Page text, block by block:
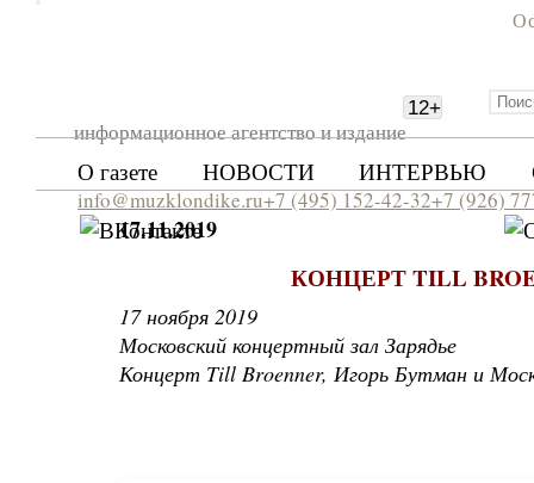
информационное агентство и издание
12+
О газете НОВОСТИ ИНТЕРВЬЮ
info@muzklondike.ru+7 (495) 152-42-32+7 (926)
17.11.2019
КОНЦЕРТ TILL
17 ноября 2019
Московский концертный зал Зарядье
Концерт Till Broenner, Игорь Бутман и